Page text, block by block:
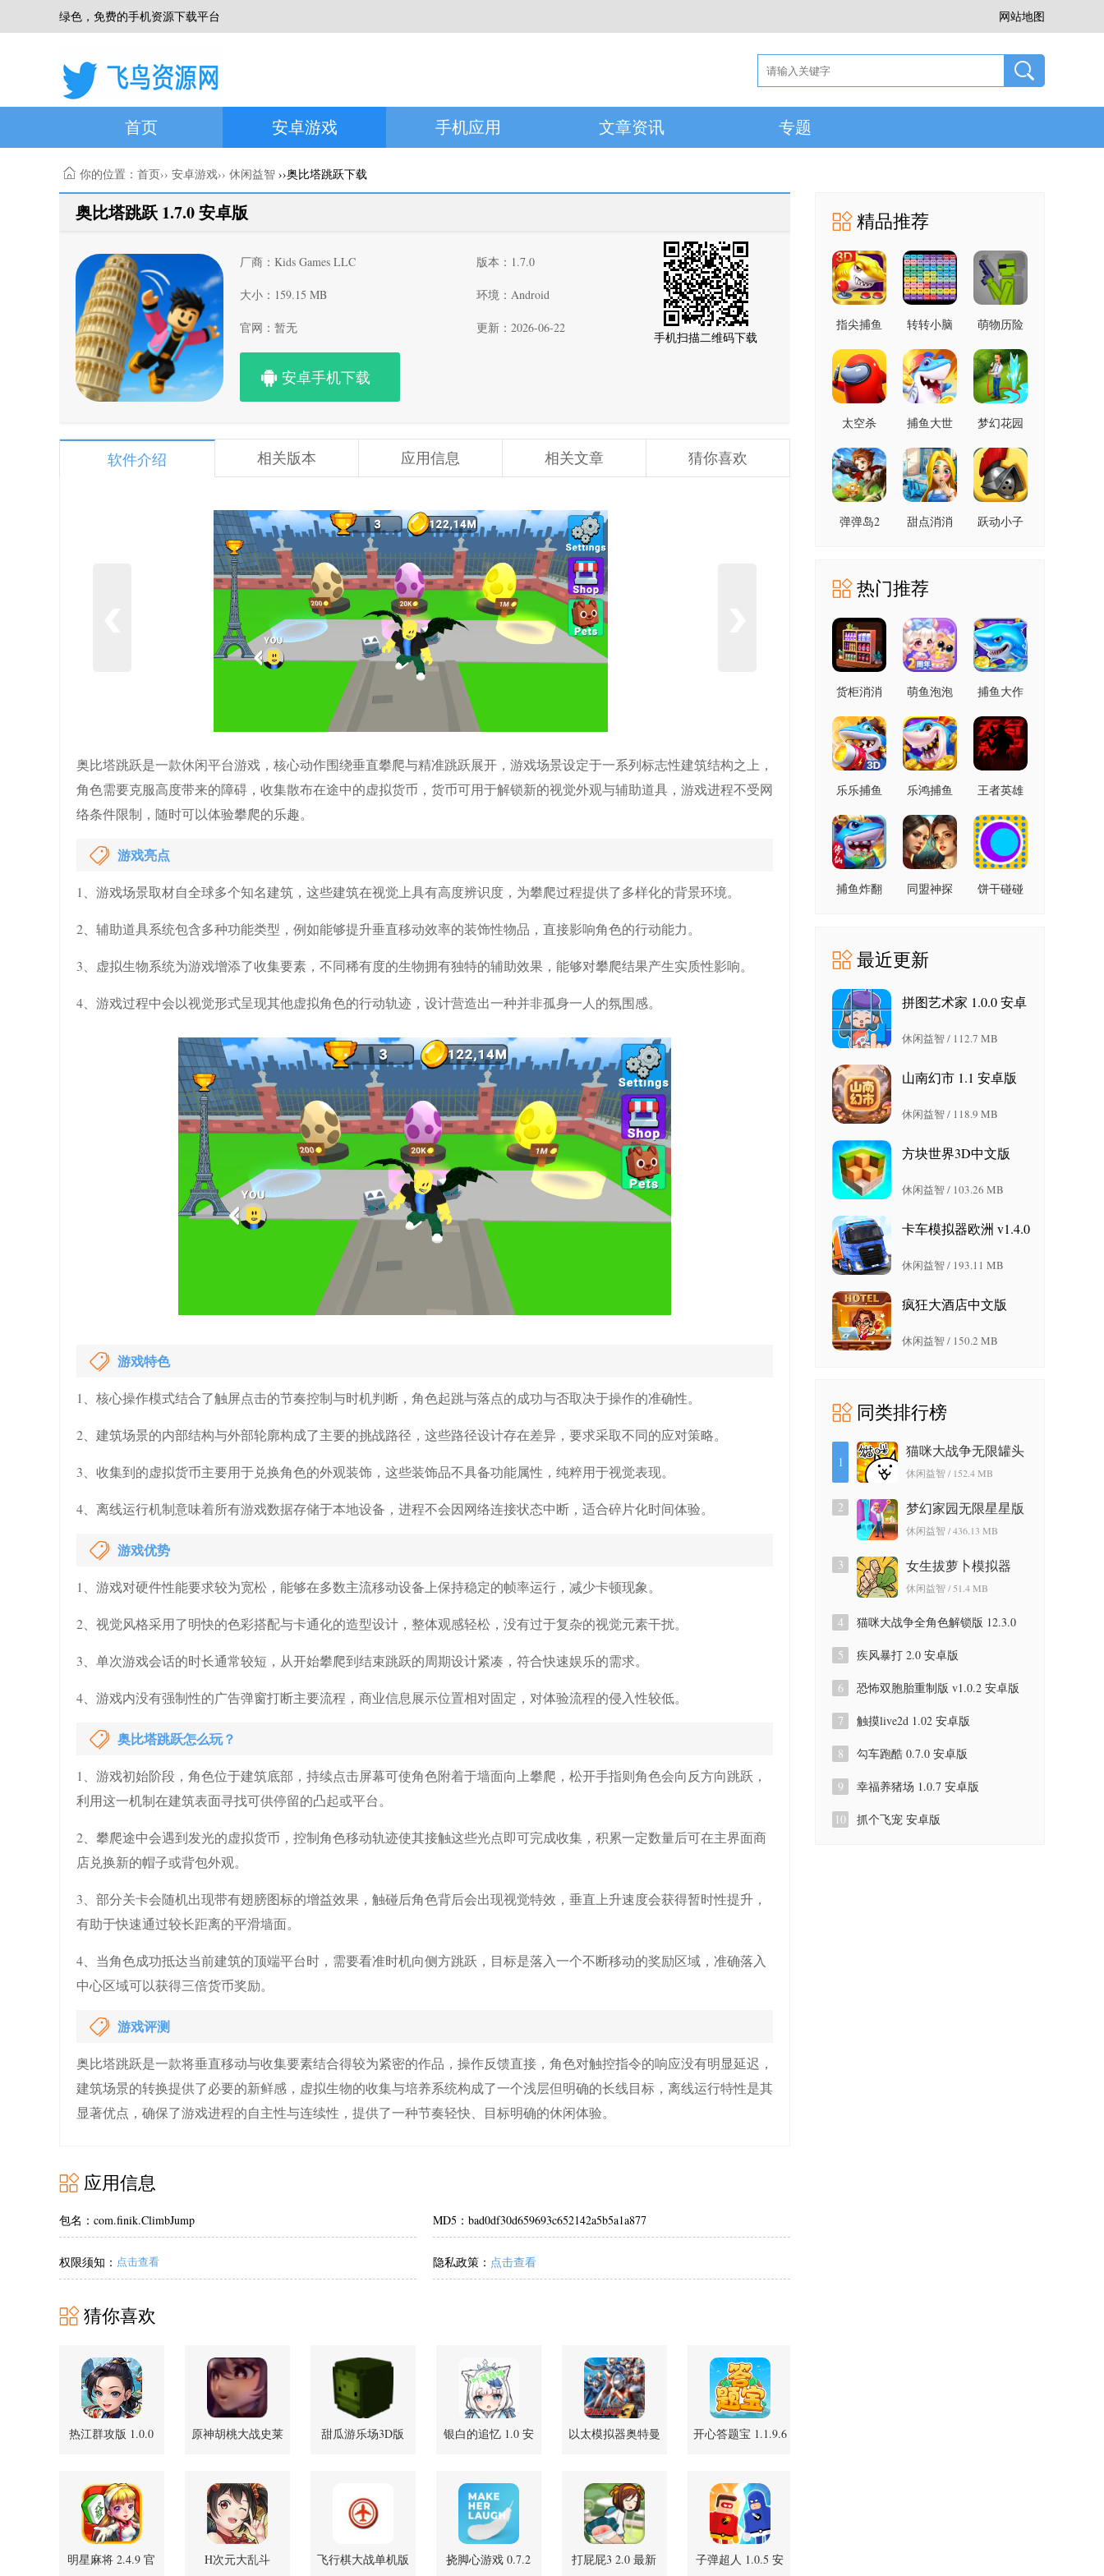
绿色，免费的手机资源下载平台 网站地图
首页 安卓游戏 手机应用 文章资讯 专题
你的位置： 首页›› 安卓游戏›› 休闲益智 ››奥比塔跳跃下载
奥比塔跳跃 1.7.0 安卓版
安卓手机下载
厂商：Kids Games LLC 版本：1.7.0
大小：159.15 MB 环境：Android
官网：暂无 更新：2026-06-22
手机扫描二维码下载
软件介绍 相关版本 应用信息 相关文章 猜你喜欢
奥比塔跳跃是一款休闲平台游戏，核心动作围绕垂直攀爬与精准跳跃展开，游戏场景设定于一系列标志性建筑结构之上，
角色需要克服高度带来的障碍，收集散布在途中的虚拟货币，货币可用于解锁新的视觉外观与辅助道具，游戏进程不受网
络条件限制，随时可以体验攀爬的乐趣。
游戏亮点
1、游戏场景取材自全球多个知名建筑，这些建筑在视觉上具有高度辨识度，为攀爬过程提供了多样化的背景环境。
2、辅助道具系统包含多种功能类型，例如能够提升垂直移动效率的装饰性物品，直接影响角色的行动能力。
3、虚拟生物系统为游戏增添了收集要素，不同稀有度的生物拥有独特的辅助效果，能够对攀爬结果产生实质性影响。
4、游戏过程中会以视觉形式呈现其他虚拟角色的行动轨迹，设计营造出一种并非孤身一人的氛围感。
游戏特色
1、核心操作模式结合了触屏点击的节奏控制与时机判断，角色起跳与落点的成功与否取决于操作的准确性。
2、建筑场景的内部结构与外部轮廓构成了主要的挑战路径，这些路径设计存在差异，要求采取不同的应对策略。
3、收集到的虚拟货币主要用于兑换角色的外观装饰，这些装饰品不具备功能属性，纯粹用于视觉表现。
4、离线运行机制意味着所有游戏数据存储于本地设备，进程不会因网络连接状态中断，适合碎片化时间体验。
游戏优势
1、游戏对硬件性能要求较为宽松，能够在多数主流移动设备上保持稳定的帧率运行，减少卡顿现象。
2、视觉风格采用了明快的色彩搭配与卡通化的造型设计，整体观感轻松，没有过于复杂的视觉元素干扰。
3、单次游戏会话的时长通常较短，从开始攀爬到结束跳跃的周期设计紧凑，符合快速娱乐的需求。
4、游戏内没有强制性的广告弹窗打断主要流程，商业信息展示位置相对固定，对体验流程的侵入性较低。
奥比塔跳跃怎么玩？
1、游戏初始阶段，角色位于建筑底部，持续点击屏幕可使角色附着于墙面向上攀爬，松开手指则角色会向反方向跳跃，
利用这一机制在建筑表面寻找可供停留的凸起或平台。
2、攀爬途中会遇到发光的虚拟货币，控制角色移动轨迹使其接触这些光点即可完成收集，积累一定数量后可在主界面商
店兑换新的帽子或背包外观。
3、部分关卡会随机出现带有翅膀图标的增益效果，触碰后角色背后会出现视觉特效，垂直上升速度会获得暂时性提升，
有助于快速通过较长距离的平滑墙面。
4、当角色成功抵达当前建筑的顶端平台时，需要看准时机向侧方跳跃，目标是落入一个不断移动的奖励区域，准确落入
中心区域可以获得三倍货币奖励。
游戏评测
奥比塔跳跃是一款将垂直移动与收集要素结合得较为紧密的作品，操作反馈直接，角色对触控指令的响应没有明显延迟，
建筑场景的转换提供了必要的新鲜感，虚拟生物的收集与培养系统构成了一个浅层但明确的长线目标，离线运行特性是其
显著优点，确保了游戏进程的自主性与连续性，提供了一种节奏轻快、目标明确的休闲体验。
应用信息
包名：com.finik.ClimbJump MD5：bad0df30d659693c652142a5b5a1a877
权限须知： 点击查看 隐私政策： 点击查看
猜你喜欢
热江群攻版 1.0.0
原神胡桃大战史莱
甜瓜游乐场3D版
银白的追忆 1.0 安
以太模拟器奥特曼
版
开心答题宝 1.1.9.6
明星麻将 2.4.9 官
H次元大乱斗
飞行棋大战单机版
挠脚心游戏 0.7.2
打屁屁3 2.0 最新
子弹超人 1.0.5 安
精品推荐
指尖捕鱼
手机版
转转小脑
方版
萌物历险
机版
太空杀
安卓版
捕鱼大世
安卓版
梦幻花园
版
弹弹岛2
甜点消消
跃动小子
热门推荐
货柜消消
卓版
萌鱼泡泡
卓版
捕鱼大作
手机版
乐乐捕鱼
乐鸿捕鱼
1.7.12 安
卓版
王者英雄
奇 1.08 官
方版
捕鱼炸翻
同盟神探
饼干碰碰
最近更新
拼图艺术家 1.0.0 安卓
休闲益智 / 112.7 MB
山南幻市 1.1 安卓版
休闲益智 / 118.9 MB
方块世界3D中文版
休闲益智 / 103.26 MB
卡车模拟器欧洲 v1.4.0
休闲益智 / 193.11 MB
疯狂大酒店中文版
休闲益智 / 150.2 MB
同类排行榜
1
猫咪大战争无限罐头
版 12.3.0 最新版
休闲益智 / 152.4 MB
2
梦幻家园无限星星版
7.5.0 安卓版
休闲益智 / 436.13 MB
3
女生拔萝卜模拟器
1.0.2 安卓版
休闲益智 / 51.4 MB
4
猫咪大战争全角色解锁版 12.3.0
5
疾风暴打 2.0 安卓版
6 恐怖双胞胎重制版 v1.0.2 安卓版
7 触摸live2d 1.02 安卓版
8 勾车跑酷 0.7.0 安卓版
9 幸福养猪场 1.0.7 安卓版
10 抓个飞宠 安卓版